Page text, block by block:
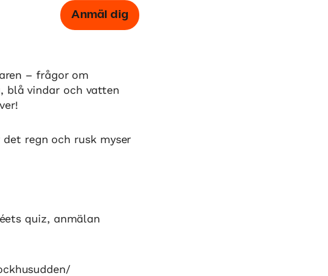
Anmäl dig
– frågor om
blå vindar och vatten
regn och rusk myser
quiz, anmälan